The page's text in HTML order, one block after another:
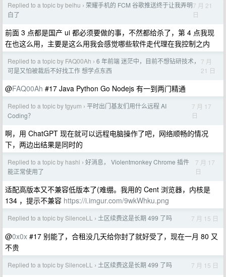
Replied to a topic by beihu › 荣耀手机的 FCM 谷歌推送终于让我弄明
白了
7 月 21
日
前面 3 点都是国产 ui 都必须要做的事，不然都给杀了，第 4 点我现
在也这么用，主要是这么用我会感觉哪些软件走代理在我控制之内
Replied to a topic by FAQ00Ah › 6 年前端 迷茫中，目前不想钻研技术，
可是又怕被裁后不好找工作 想学点东西
7 月
21 日
@FAQ00Ah #17 Java Python Go Nodejs 有一到两门精通
Replied to a topic by tgyum › 平时出门基友们用什么远程 AI
Coding？
7 月 17
日
啊，用 ChatGPT 现在就可以远程电脑操作了吧，网络顺畅的情况
下，两边出结果是同时的
Replied to a topic by hashi › 好消息， Violentmonkey Chrome 插件
能正常使用了
7 月 17
日
适配高版本又不兼容低版本了(难绷。我用的 Cent 浏览器，内核是
134 ，提示不兼容 https://i.imgur.com/9wkWhku.png
Replied to a topic by SilenceLL › 土区续费这是长期 499 了吗 7 月 15 日
@0x0x #17 别能了，合租没几天给你封了就好受了，现在一月 80 又
不贵
Replied to a topic by SilenceLL › 土区续费这是长期 499 了吗 7 月 15 日